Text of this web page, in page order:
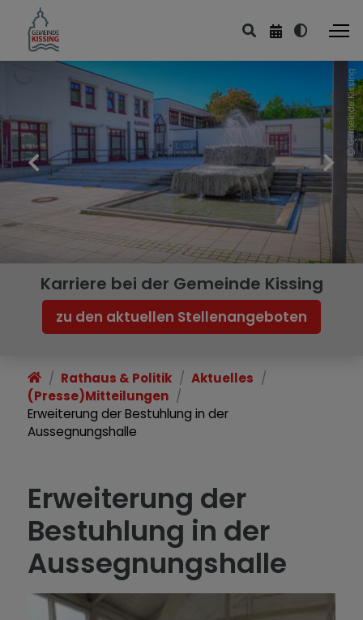
Gemeinde Kissing
Karriere bei der Gemeinde Kissing
zu den aktuellen Stellenangeboten
Rathaus & Politik
Aktuelles
(Presse)Mitteilungen
Erweiterung der Bestuhlung in der
Aussegnungshalle
Erweiterung der
Bestuhlung in der
Aussegnungshalle